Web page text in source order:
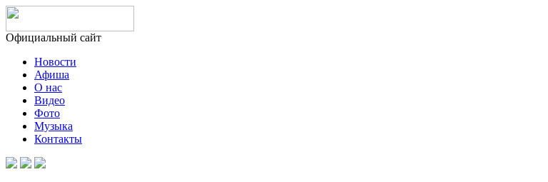
Официальный сайт
Новости
Афиша
О нас
Видео
Фото
Музыка
Контакты